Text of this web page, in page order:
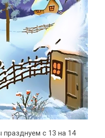
с 13 на 14